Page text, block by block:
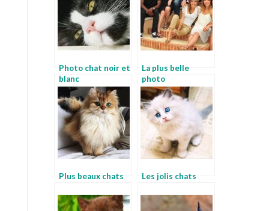
Photo chat noir et
blanc
La plus belle
photo
Plus beaux chats Les jolis chats